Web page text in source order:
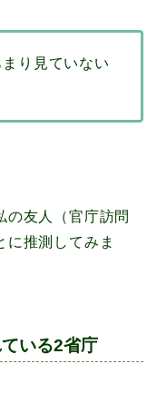
り見ていない
の友人（官庁訪問
に推測してみま
いる2省庁